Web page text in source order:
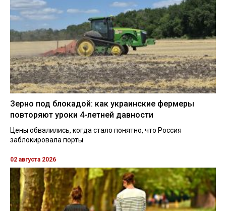
Зерно под блокадой: как украинские фермеры
повторяют уроки 4-летней давности
Цены обвалились, когда стало понятно, что Россия
заблокировала порты
02 августа 2026